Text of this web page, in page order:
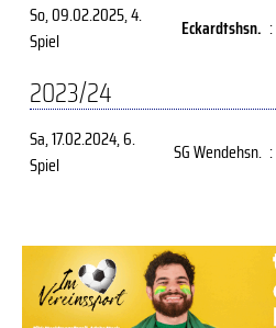
So, 09.02.2025, 4.
Spiel
Eckardtshsn. :
2023/24
Sa, 17.02.2024, 6.
Spiel
SG Wendehsn. :